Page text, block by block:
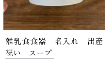
離乳食食器 名入れ 出産
祝い スープ